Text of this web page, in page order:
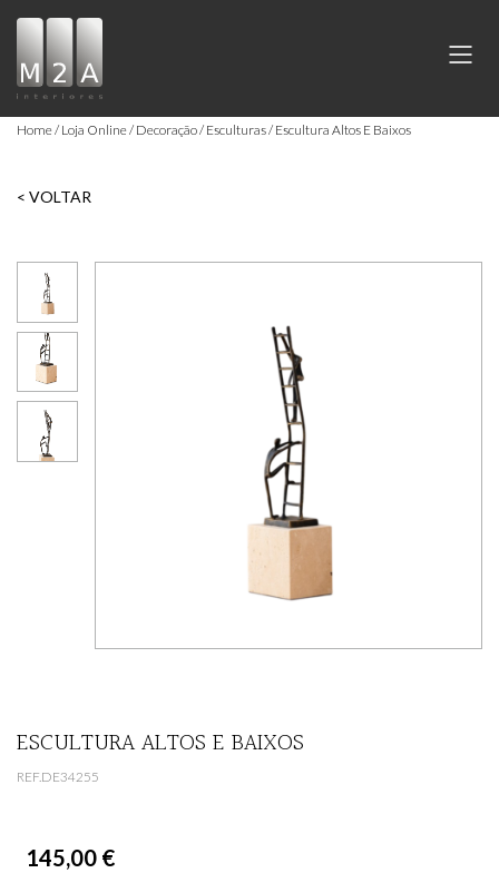
Home Loja Online Decoração Esculturas Escultura Altos E Baixos
< VOLTAR
ESCULTURA ALTOS E BAIXOS
REF.DE34255
145,00 €